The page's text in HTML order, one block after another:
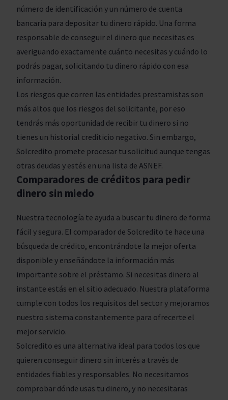
número de identificación y un número de cuenta
bancaria para depositar tu dinero rápido. Una forma
responsable de conseguir el dinero que necesitas es
averiguando exactamente cuánto necesitas y cuándo lo
podrás pagar, solicitando tu dinero rápido con esa
información.
Los riesgos que corren las entidades prestamistas son
más altos que los riesgos del solicitante, por eso
tendrás más oportunidad de recibir tu dinero si no
tienes un historial crediticio negativo. Sin embargo,
Solcredito promete procesar tu solicitud aunque tengas
otras deudas y estés en una lista de ASNEF.
Comparadores de créditos para pedir
dinero sin miedo
Nuestra tecnología te ayuda a buscar tu dinero de forma
fácil y segura. El comparador de Solcredito te hace una
búsqueda de crédito, encontrándote la mejor oferta
disponible y enseñándote la información más
importante sobre el préstamo. Si necesitas dinero al
instante estás en el sitio adecuado. Nuestra plataforma
cumple con todos los requisitos del sector y mejoramos
nuestro sistema constantemente para ofrecerte el
mejor servicio.
Solcredito es una alternativa ideal para todos los que
quieren conseguir dinero sin interés a través de
entidades fiables y responsables. No necesitamos
comprobar dónde usas tu dinero, y no necesitaras